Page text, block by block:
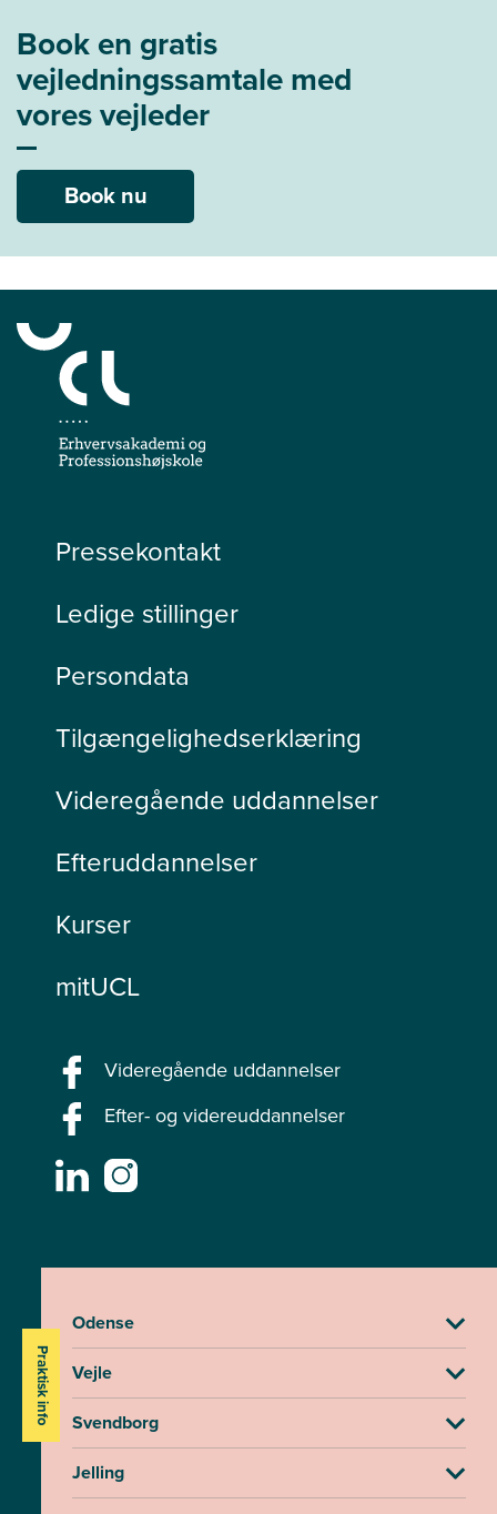
Book en gratis
vejledningssamtale med
vores vejleder
Book nu
Pressekontakt
Ledige stillinger
Persondata
Tilgængelighedserklæring
Videregående uddannelser
Efteruddannelser
Kurser
mitUCL
Videregående uddannelser
Efter- og videreuddannelser
Praktisk info
Odense
Vejle
Svendborg
Jelling